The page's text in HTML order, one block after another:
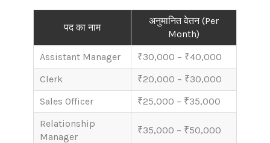
पद का नाम
अनुमानित वेतन (Per
Month)
Assistant Manager
₹30,000 – ₹40,000
Clerk
₹20,000 – ₹30,000
Sales Officer
₹25,000 – ₹35,000
Relationship
Manager
₹35,000 – ₹50,000